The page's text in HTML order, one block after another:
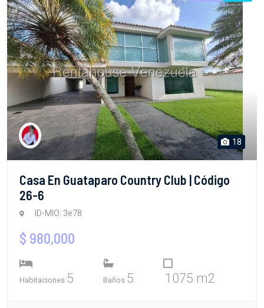
18
Casa En Guataparo Country Club | Código
26-6
ID-MIO: 3e78
$ 980,000
Habitaciones 5 Baños 5 1075 m2